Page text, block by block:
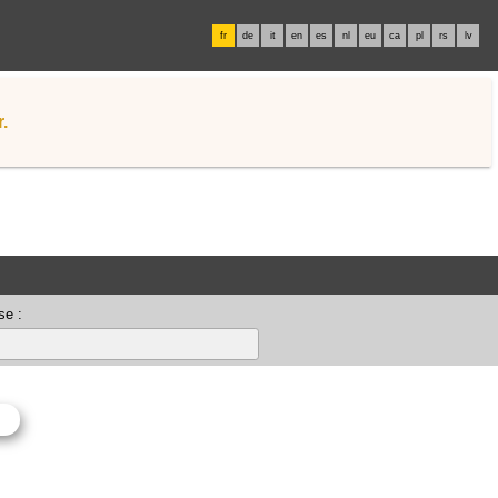
fr de it en es nl eu ca pl rs lv
: